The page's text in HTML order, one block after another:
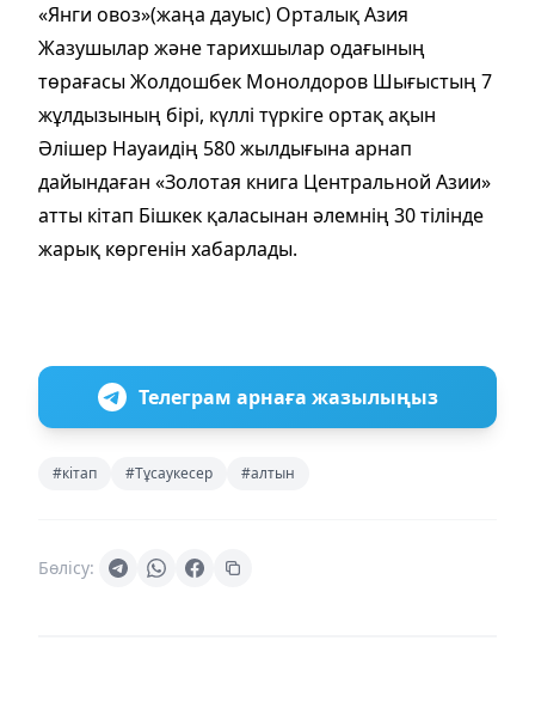
«Янги овоз»(жаңа дауыс) Орталық Азия
Жазушылар және тарихшылар одағының
төрағасы Жолдошбек Монолдоров Шығыстың 7
жұлдызының бірі, күллі түркіге ортақ ақын
Әлішер Науаидің 580 жылдығына арнап
дайындаған «Золотая книга Центральной Азии»
атты кітап Бішкек қаласынан әлемнің 30 тілінде
жарық көргенін хабарлады.
Телеграм арнаға жазылыңыз
#кітап #Тұсаукесер #алтын
Бөлісу: